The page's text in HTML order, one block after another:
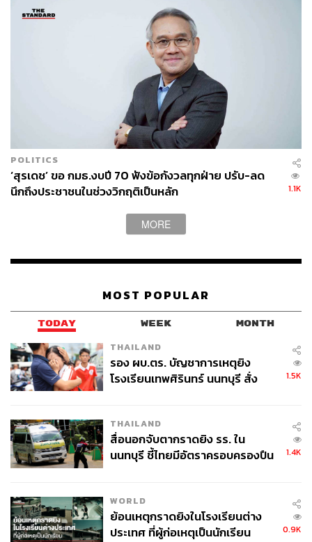
POLITICS
‘สุรเดช’ ขอ กมธ.งบปี 70 ฟังข้อกังวลทุกฝ่าย ปรับ-ลด
นึกถึงประชาชนในช่วงวิกฤติเป็นหลัก
1.1K
MORE
MOST POPULAR
TODAY WEEK MONTH
THAILAND
รอง ผบ.ตร. บัญชาการเหตุยิง
โรงเรียนเทพศิรินทร์ นนทบุรี สั่ง
1.5K
THAILAND
สื่อนอกจับตากราดยิง รร. ใน
นนทบุรี ชี้ไทยมีอัตราครอบครองปืน
1.4K
WORLD
ย้อนเหตุกราดยิงในโรงเรียนต่าง
ประเทศ ที่ผู้ก่อเหตุเป็นนักเรียน
0.9K